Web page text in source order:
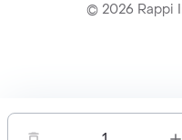
© 2026 Rappi